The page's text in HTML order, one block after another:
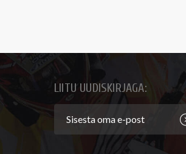
LIITU UUDISKIRJAGA: